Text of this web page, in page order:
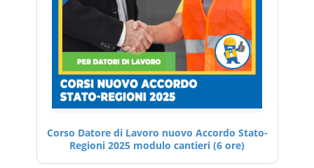
Corso Datore di Lavoro nuovo Accordo Stato-
Regioni 2025 modulo cantieri (6 ore)